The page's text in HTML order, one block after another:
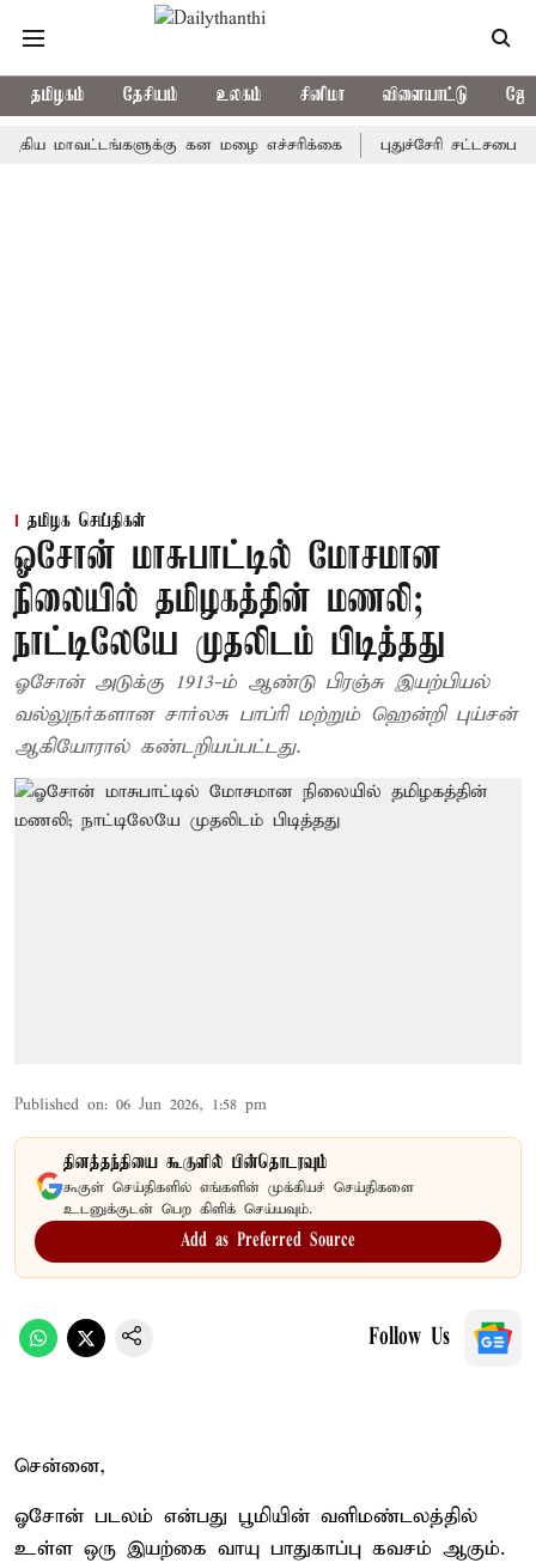
தமிழகம் தேசியம் உலகம் சினிமா விளையாட்டு
கன மழை எச்சரிக்கை புதுச்சேரி சட்டசபையில்
தமிழக செய்திகள்
ஓசோன் மாசுபாட்டில் மோசமான
நிலையில் தமிழகத்தின் மணலி;
நாட்டிலேயே முதலிடம் பிடித்தது
ஓசோன் அடுக்கு 1913-ம் ஆண்டு பிரஞ்சு இயற்பியல்
வல்லுநர்களான சார்லசு பாப்ரி மற்றும் ஹென்றி புய்சன்
ஆகியோரால் கண்டறியப்பட்டது.
Published on: 06 Jun 2026, 1:58 pm
தினத்தந்தியை கூகுளில் பின்தொடரவும்
கூகுள் செய்திகளில் எங்களின் முக்கியச் செய்திகளை
உடனுக்குடன் பெற கிளிக் செய்யவும்.
Add as Preferred Source
Follow Us
சென்னை,
ஓசோன் படலம் என்பது பூமியின் வளிமண்டலத்தில்
உள்ள ஒரு இயற்கை வாயு பாதுகாப்பு கவசம் ஆகும்.